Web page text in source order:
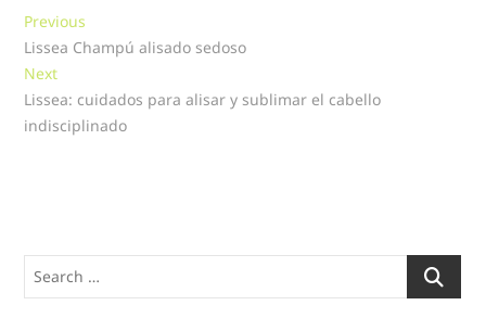
Navegación
de
entradas
Previous
post:
Lissea Champú alisado sedoso
NextNext
post:
Lissea: cuidados para alisar y sublimar el cabello
indisciplinado
Search